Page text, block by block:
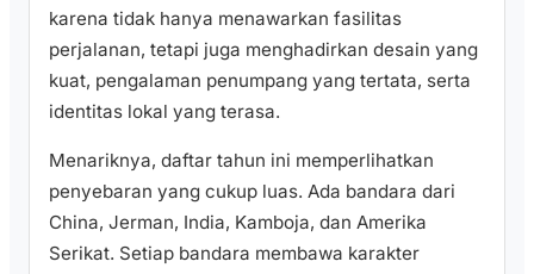
karena tidak hanya menawarkan fasilitas
perjalanan, tetapi juga menghadirkan desain yang
kuat, pengalaman penumpang yang tertata, serta
identitas lokal yang terasa.
Menariknya, daftar tahun ini memperlihatkan
penyebaran yang cukup luas. Ada bandara dari
China, Jerman, India, Kamboja, dan Amerika
Serikat. Setiap bandara membawa karakter